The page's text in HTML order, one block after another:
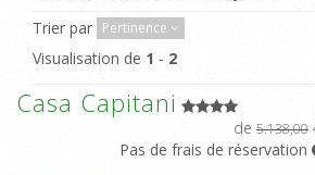
Trier par Pertinence
Visualisation de 1 - 2
Casa Capitani
de 5.138,00
Pas de frais de réservation